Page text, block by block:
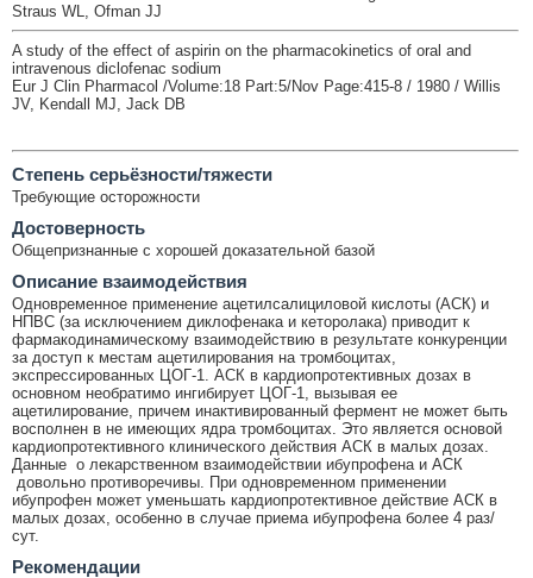
Straus WL, Ofman JJ
A study of the effect of aspirin on the pharmacokinetics of oral and
intravenous diclofenac sodium
Eur J Clin Pharmacol /Volume:18 Part:5/Nov Page:415-8 / 1980 / Willis
JV, Kendall MJ, Jack DB
Cтепень серьёзности/тяжести
Требующие осторожности
Достоверность
Общепризнанные с хорошей доказательной базой
Описание взаимодействия
Одновременное применение ацетилсалициловой кислоты (АСК) и
НПВС (за исключением диклофенака и кеторолака) приводит к
фармакодинамическому взаимодействию в результате конкуренции
за доступ к местам ацетилирования на тромбоцитах,
экспрессированных ЦОГ-1. АСК в кардиопротективных дозах в
основном необратимо ингибирует ЦОГ-1, вызывая ее
ацетилирование, причем инактивированный фермент не может быть
восполнен в не имеющих ядра тромбоцитах. Это является основой
кардиопротективного клинического действия АСК в малых дозах.
Данные о лекарственном взаимодействии ибупрофена и АСК
довольно противоречивы. При одновременном применении
ибупрофен может уменьшать кардиопротективное действие АСК в
малых дозах, особенно в случае приема ибупрофена более 4 раз/
сут.
Рекомендации